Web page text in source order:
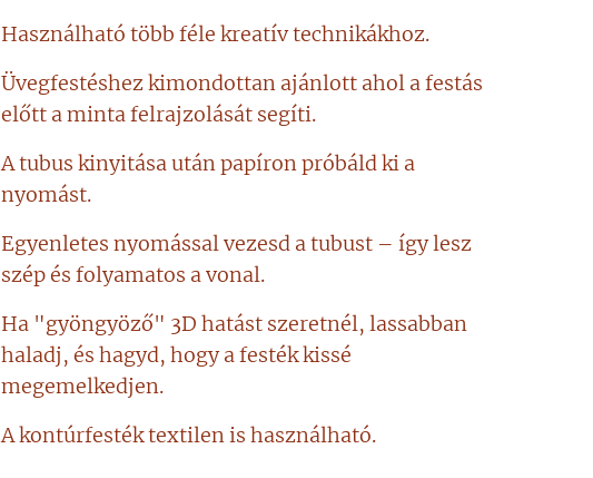
Használható több féle kreatív technikákhoz.
Üvegfestéshez kimondottan ajánlott ahol a festás
előtt a minta felrajzolását segíti.
A tubus kinyitása után papíron próbáld ki a
nyomást.
Egyenletes nyomással vezesd a tubust – így lesz
szép és folyamatos a vonal.
Ha "gyöngyöző" 3D hatást szeretnél, lassabban
haladj, és hagyd, hogy a festék kissé
megemelkedjen.
A kontúrfesték textilen is használható.